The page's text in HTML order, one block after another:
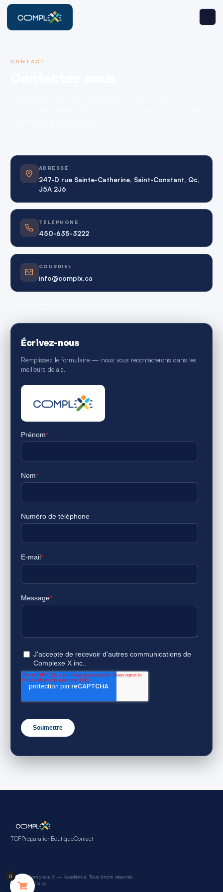
CONTACT
ADRESSE
247-D rue Sainte-Catherine, Saint-Constant, Qc,
J5A 2J6
TÉLÉPHONE
450-635-3222
COURRIEL
info@complx.ca
Écrivez-nous
Remplissez le formulaire — nous vous recontacterons dans les
meilleurs délais.
TCFPréparationBoutiqueContact
© 2026 Complexe X — Académie. Tous droits réservés.
info@complx.ca
0